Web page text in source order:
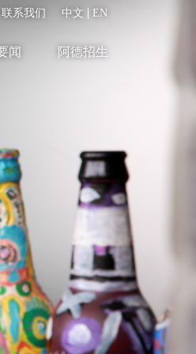
EN
中文
联系我们
闻 阿德招生